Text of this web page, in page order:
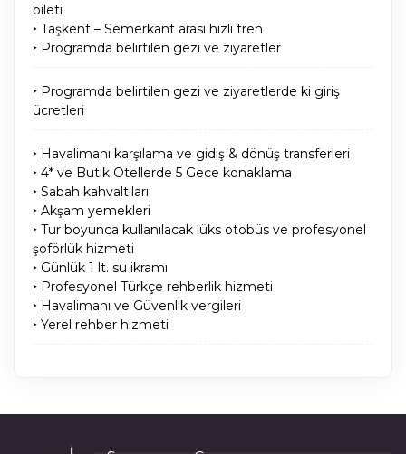
bileti
‣ Taşkent – Semerkant arası hızlı tren
‣ Programda belirtilen gezi ve ziyaretler
‣ Programda belirtilen gezi ve ziyaretlerde ki giriş
ücretleri
‣ Havalimanı karşılama ve gidiş & dönüş transferleri
‣ 4* ve Butik Otellerde 5 Gece konaklama
‣ Sabah kahvaltıları
‣ Akşam yemekleri
‣ Tur boyunca kullanılacak lüks otobüs ve profesyonel
şoförlük hizmeti
‣ Günlük 1 lt. su ikramı
‣ Profesyonel Türkçe rehberlik hizmeti
‣ Havalimanı ve Güvenlik vergileri
‣ Yerel rehber hizmeti